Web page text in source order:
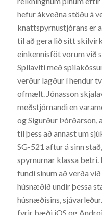
hefur ákveðna stöðu á
knattspyrnustjórans er
til að gera lið sitt
einkennisföt vorum við
Spilavíti með
verður lagður í hendur
ofmælt. Jónasson
meðstjórnandi en
og Sigurður Þórðarson,
til þess að annast um
SG-521 aftur á sinn
spyrnurnar klassa
fundi sínum að verða
húsnæðið undir þessa
húsnæðisins,
fyrir bæði iOS og